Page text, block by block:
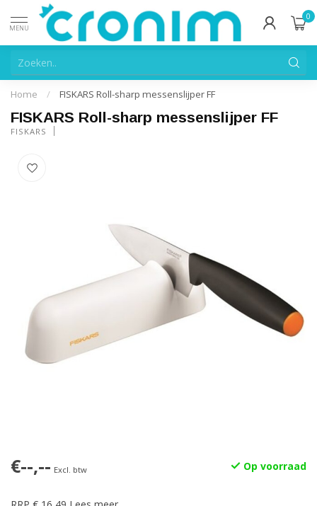
MENU
0
Home / FISKARS Roll-sharp messenslijper FF
FISKARS Roll-sharp messenslijper FF
FISKARS
€--,-- Excl. btw Op voorraad